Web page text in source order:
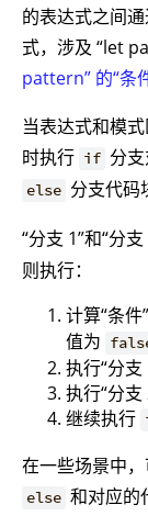
的表达式之间
式，涉及 “let
pattern” 的“条
当表达式和模
时执行 if 分
else 分支代码
“分支 1”和“分
则执行：
计算“条
值为
执行“分支
执行“分支
继续执行
在一些场景中
else 和对应的